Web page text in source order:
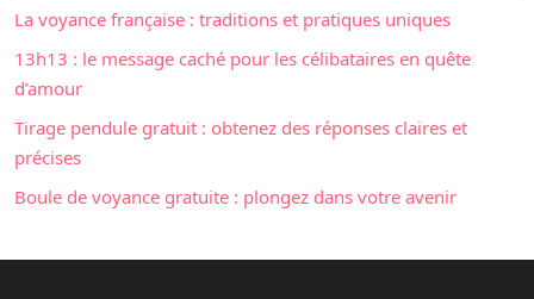
La voyance française : traditions et pratiques uniques
13h13 : le message caché pour les célibataires en quête
d’amour
Tirage pendule gratuit : obtenez des réponses claires et
précises
Boule de voyance gratuite : plongez dans votre avenir